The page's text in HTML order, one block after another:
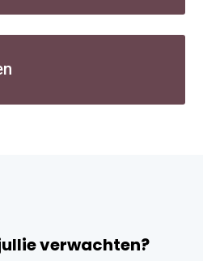
verwachten?